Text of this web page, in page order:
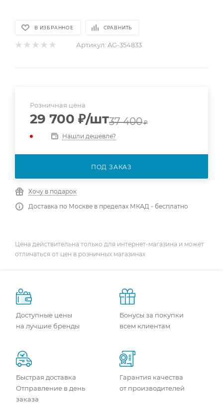
В ИЗБРАННОЕ СРАВНИТЬ
Артикул: AG-354833
Розничная цена
29 700 ₽/шт37 400₽
Нашли дешевле?
ПОД ЗАКАЗ
Хочу в подарок
Доставка по Москве в пределах МКАД - бесплатно
Цена действительна только для интернет-магазина и может
отличаться от цен в розничных магазинах
Доступные цены
на лучшие бренды
Бонусы за покупки
всем клиентам
Быстрая доставка
Отправление в день
заказа
Гарантия качества
от производителей